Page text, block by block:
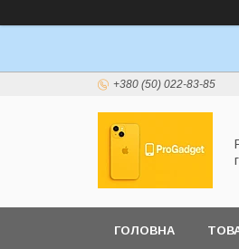
+380 (50) 022-83-85
ГОЛОВНА